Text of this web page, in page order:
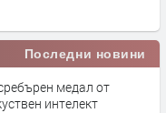
Последни новини
медал от
интелект